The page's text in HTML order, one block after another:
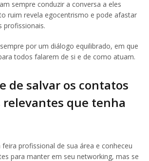
sempre conduzir a conversa a eles
ruim revela egocentrismo e pode afastar
profissionais.
por um diálogo equilibrado, em que
todos falarem de si e de como atuam.
de salvar os contatos
relevantes que tenha
profissional de sua área e conheceu
para manter em seu networking, mas se